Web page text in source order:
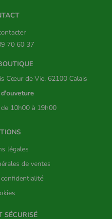
70 60 37
Cœur de Vie, 62100 Calais
10h00 à 19h00
légales
de ventes
SÉCURISÉ